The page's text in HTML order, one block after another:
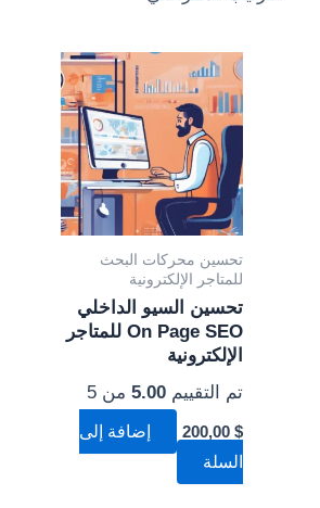
تحسين محركات البحث
للمتاجر الإلكترونية
تحسين السيو الداخلي
On Page SEO للمتاجر
الإلكترونية
تم التقييم 5.00 من 5
200,00 $
إضافة إلى
السلة